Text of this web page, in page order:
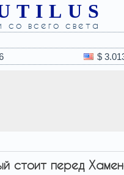
со всего света
$
стоит перед